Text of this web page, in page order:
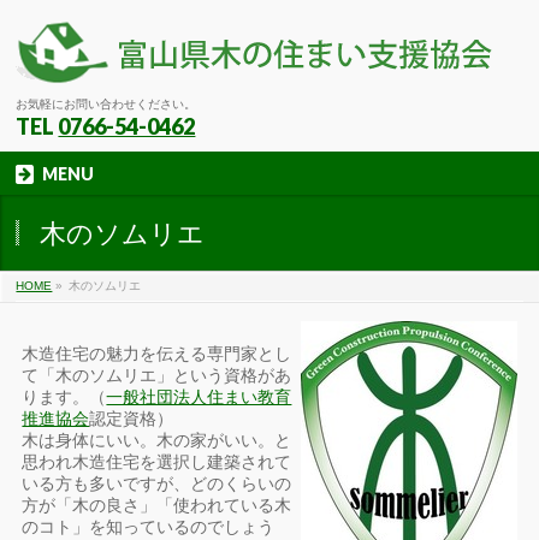
お気軽にお問い合わせください。
TEL 0766-54-0462
MENU
木のソムリエ
HOME » 木のソムリエ
木造住宅の魅力を伝える専門家とし
て「木のソムリエ」という資格があ
ります。（一般社団法人住まい教育
推進協会認定資格）
木は身体にいい。木の家がいい。と
思われ木造住宅を選択し建築されて
いる方も多いですが、どのくらいの
方が「木の良さ」「使われている木
のコト」を知っているのでしょう